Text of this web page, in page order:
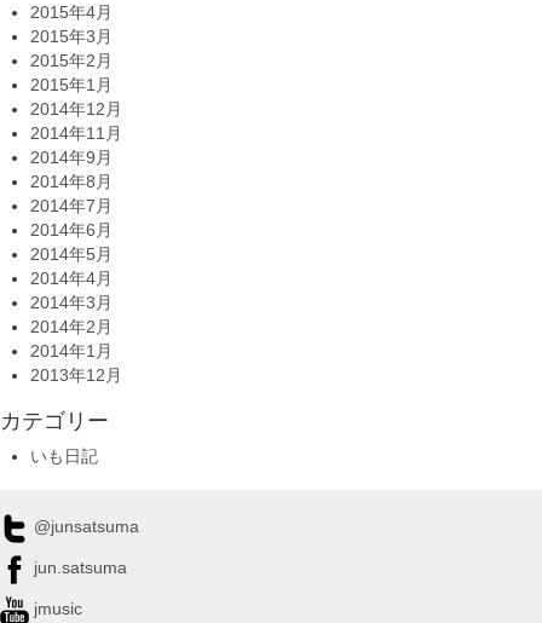
2015年4月
2015年3月
2015年2月
2015年1月
2014年12月
2014年11月
2014年9月
2014年8月
2014年7月
2014年6月
2014年5月
2014年4月
2014年3月
2014年2月
2014年1月
2013年12月
カテゴリー
いも日記
@junsatsuma
jun.satsuma
jmusic